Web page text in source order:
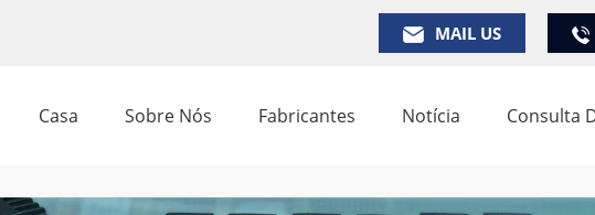
MAIL US
Casa Sobre Nós Fabricantes Notícia Consulta